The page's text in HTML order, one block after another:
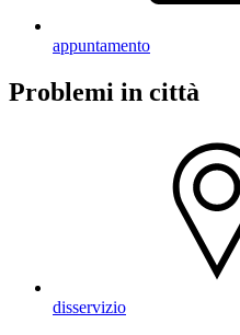
appuntamento
Problemi in città
disservizio